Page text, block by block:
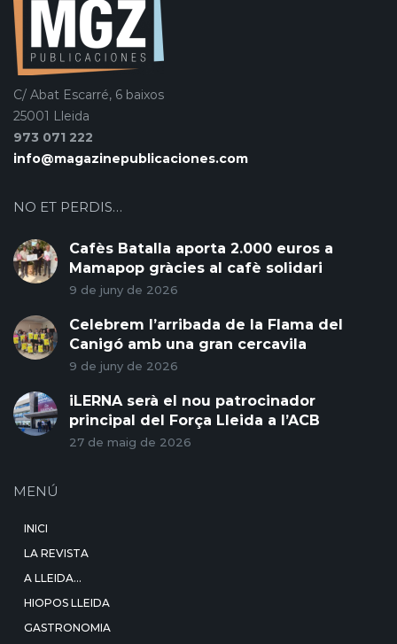
C/ Abat Escarré, 6 baixos
25001 Lleida
973 071 222
info@magazinepublicaciones.com
NO ET PERDIS…
Cafès Batalla aporta 2.000 euros a
Mamapop gràcies al cafè solidari
9 de juny de 2026
Celebrem l’arribada de la Flama del
Canigó amb una gran cercavila
9 de juny de 2026
iLERNA serà el nou patrocinador
principal del Força Lleida a l’ACB
27 de maig de 2026
MENÚ
INICI
LA REVISTA
A LLEIDA…
HIOPOS LLEIDA
GASTRONOMIA